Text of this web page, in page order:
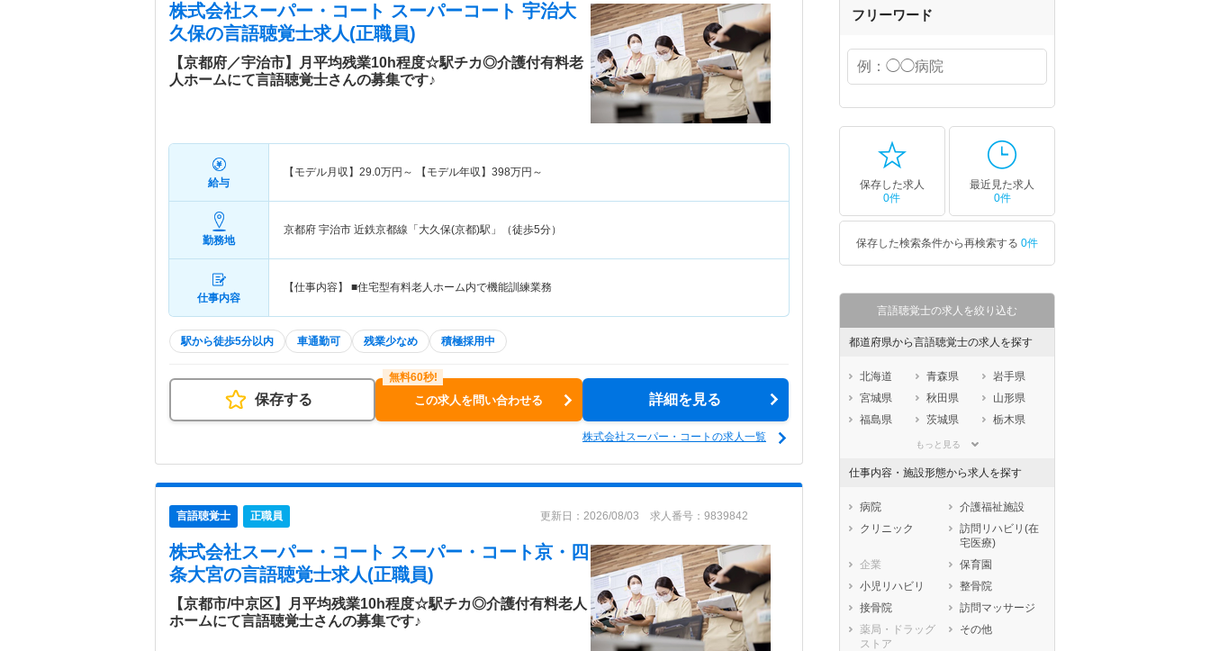
株式会社スーパー・コート スーパーコート 宇治大
久保の言語聴覚士求人(正職員)
【京都府／宇治市】月平均残業10h程度☆駅チカ◎介護付有料老
人ホームにて言語聴覚士さんの募集です♪
給与
【モデル月収】 29.0万円～ 【モデル年収】 398万円～
勤務地
京都府 宇治市 近鉄京都線「大久保(京都)駅」（徒歩5分）
仕事内容
【仕事内容】 ■住宅型有料老人ホーム内で機能訓練業務
駅から徒歩5分以内 車通勤可 残業少なめ 積極採用中
保存する この求人を問い合わせる 詳細を見る
株式会社スーパー・コートの求人一覧
言語聴覚士 正職員 更新日：2026/08/03 求人番号：9839842
株式会社スーパー・コート スーパー・コート京・四
条大宮の言語聴覚士求人(正職員)
【京都市/中京区】月平均残業10h程度☆駅チカ◎介護付有料老人
ホームにて言語聴覚士さんの募集です♪
フリーワード
保存した求人
0件
最近見た求人
0件
保存した検索条件から再検索する 0件
言語聴覚士の求人を絞り込む
都道府県から言語聴覚士の求人を探す
北海道 青森県
岩手県
宮城県
秋田県
山形県
福島県
茨城県
栃木県
埼玉県
石川県
福井県
岐阜県
静岡県
愛知県
三重県
大阪府
兵庫県
奈良県
鳥取県
島根県
広島県
山口県
徳島県
香川県
愛媛県
もっと見る
仕事内容・施設形態から求人を探す
病院
介護福祉施設
クリニック
訪問リハビリ(在
宅医療)
企業
保育園
小児リハビリ
整骨院
接骨院
訪問マッサージ
薬局・ドラッグ
ストア
その他